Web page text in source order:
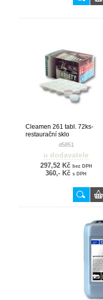
Cleamen 261 tabl. 72ks-
restaurační sklo
d5851
u dodavatele
297,52 Kč bez DPH
360,- Kč s DPH